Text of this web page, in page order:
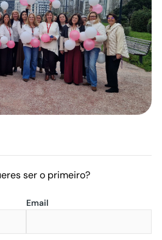
ser o primeiro?
Email